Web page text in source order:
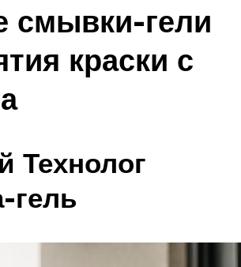
смывки-гели
краски с
Технолог